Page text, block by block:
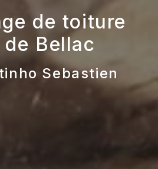
de toiture
de Bellac
Sebastien